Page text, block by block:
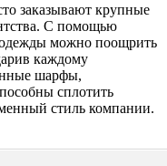
заказывают крупные
С помощью
одежды можно поощрить
каждому
шарфы,
сплотить
стиль компании.